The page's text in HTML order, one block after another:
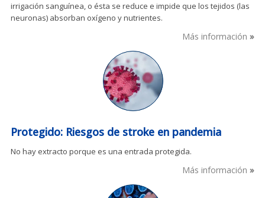
irrigación sanguínea, o ésta se reduce e impide que los tejidos (las
neuronas) absorban oxígeno y nutrientes.
Más información
Protegido: Riesgos de stroke en pandemia
No hay extracto porque es una entrada protegida.
Más información